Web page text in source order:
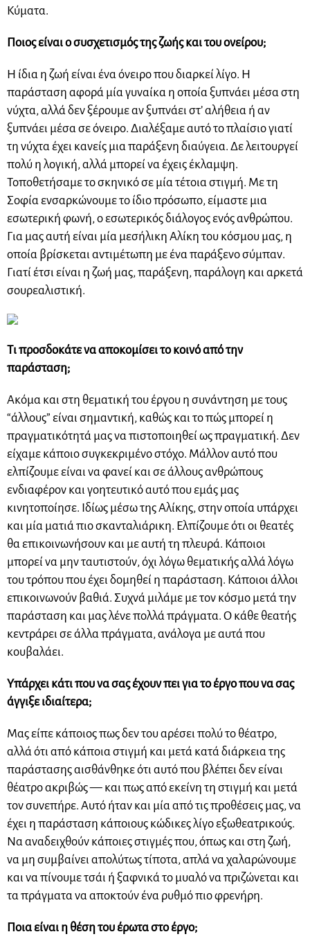
Κύματα.
Ποιος είναι ο συσχετισμός της ζωής και του ονείρου;
Η ίδια η ζωή είναι ένα όνειρο που διαρκεί λίγο. Η
παράσταση αφορά μία γυναίκα η οποία ξυπνάει μέσα στη
νύχτα, αλλά δεν ξέρουμε αν ξυπνάει στ’ αλήθεια ή αν
ξυπνάει μέσα σε όνειρο. Διαλέξαμε αυτό το πλαίσιο γιατί
τη νύχτα έχει κανείς μια παράξενη διαύγεια. Δε λειτουργεί
πολύ η λογική, αλλά μπορεί να έχεις έκλαμψη.
Τοποθετήσαμε το σκηνικό σε μία τέτοια στιγμή. Με τη
Σοφία ενσαρκώνουμε το ίδιο πρόσωπο, είμαστε μια
εσωτερική φωνή, ο εσωτερικός διάλογος ενός ανθρώπου.
Για μας αυτή είναι μία μεσήλικη Αλίκη του κόσμου μας, η
οποία βρίσκεται αντιμέτωπη με ένα παράξενο σύμπαν.
Γιατί έτσι είναι η ζωή μας, παράξενη, παράλογη και αρκετά
σουρεαλιστική.
Τι προσδοκάτε να αποκομίσει το κοινό από την
παράσταση;
Ακόμα και στη θεματική του έργου η συνάντηση με τους
“άλλους” είναι σημαντική, καθώς και το πώς μπορεί η
πραγματικότητά μας να πιστοποιηθεί ως πραγματική. Δεν
είχαμε κάποιο συγκεκριμένο στόχο. Μάλλον αυτό που
ελπίζουμε είναι να φανεί και σε άλλους ανθρώπους
ενδιαφέρον και γοητευτικό αυτό που εμάς μας
κινητοποίησε. Ιδίως μέσω της Αλίκης, στην οποία υπάρχει
και μία ματιά πιο σκανταλιάρικη. Ελπίζουμε ότι οι θεατές
θα επικοινωνήσουν και με αυτή τη πλευρά. Κάποιοι
μπορεί να μην ταυτιστούν, όχι λόγω θεματικής αλλά λόγω
του τρόπου που έχει δομηθεί η παράσταση. Κάποιοι άλλοι
επικοινωνούν βαθιά. Συχνά μιλάμε με τον κόσμο μετά την
παράσταση και μας λένε πολλά πράγματα. Ο κάθε θεατής
κεντράρει σε άλλα πράγματα, ανάλογα με αυτά που
κουβαλάει.
Υπάρχει κάτι που να σας έχουν πει για το έργο που να σας
άγγιξε ιδιαίτερα;
Μας είπε κάποιος πως δεν του αρέσει πολύ το θέατρο,
αλλά ότι από κάποια στιγμή και μετά κατά διάρκεια της
παράστασης αισθάνθηκε ότι αυτό που βλέπει δεν είναι
θέατρο ακριβώς — και πως από εκείνη τη στιγμή και μετά
τον συνεπήρε. Αυτό ήταν και μία από τις προθέσεις μας, να
έχει η παράσταση κάποιους κώδικες λίγο εξωθεατρικούς.
Να αναδειχθούν κάποιες στιγμές που, όπως και στη ζωή,
να μη συμβαίνει απολύτως τίποτα, απλά να χαλαρώνουμε
και να πίνουμε τσάι ή ξαφνικά το μυαλό να πριζώνεται και
τα πράγματα να αποκτούν ένα ρυθμό πιο φρενήρη.
Ποια είναι η θέση του έρωτα στο έργο;